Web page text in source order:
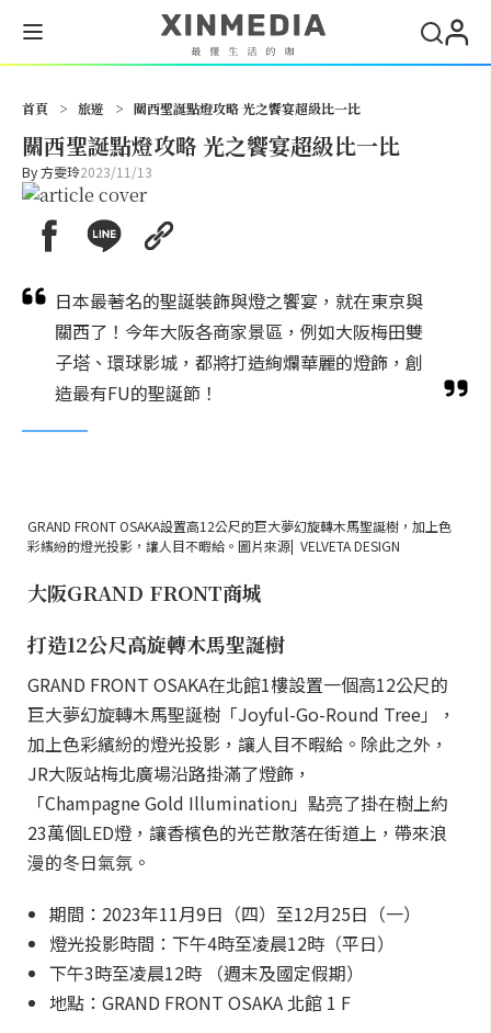
首頁 > 旅遊 > 關西聖誕點燈攻略 光之饗宴超級比一比
關西聖誕點燈攻略 光之饗宴超級比一比
By方雯玲2023/11/13
日本最著名的聖誕裝飾與燈之饗宴，就在東京與
關西了！今年大阪各商家景區，例如大阪梅田雙
子塔、環球影城，都將打造絢爛華麗的燈飾，創
造最有FU的聖誕節！
GRAND FRONT OSAKA設置高12公尺的巨大夢幻旋轉木馬聖誕樹，加上色
彩繽紛的燈光投影，讓人目不暇給。圖片來源| VELVETA DESIGN
大阪GRAND FRONT商城
打造12公尺高旋轉木馬聖誕樹
GRAND FRONT OSAKA在北館1樓設置一個高12公尺的
巨大夢幻旋轉木馬聖誕樹「Joyful-Go-Round Tree」，
加上色彩繽紛的燈光投影，讓人目不暇給。除此之外，
JR大阪站梅北廣場沿路掛滿了燈飾，
「Champagne Gold Illumination」點亮了掛在樹上約
23萬個LED燈，讓香檳色的光芒散落在街道上，帶來浪
漫的冬日氣氛。
期間：2023年11月9日（四）至12月25日（一）
燈光投影時間：下午4時至凌晨12時（平日）
下午3時至凌晨12時 （週末及國定假期）
地點：GRAND FRONT OSAKA 北館 1 F